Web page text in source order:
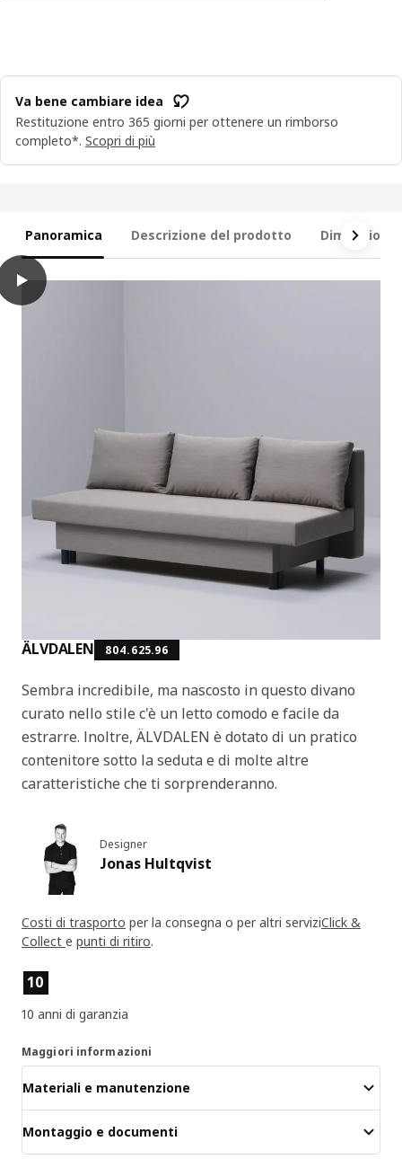
Va bene cambiare idea
Restituzione entro 365 giorni per ottenere un rimborso
completo*. Scopri di più
Panoramica Descrizione del prodotto Dimensioni
ÄLVDALEN 804.625.96
Sembra incredibile, ma nascosto in questo divano
curato nello stile c'è un letto comodo e facile da
estrarre. Inoltre, ÄLVDALEN è dotato di un pratico
contenitore sotto la seduta e di molte altre
caratteristiche che ti sorprenderanno.
Designer
Jonas Hultqvist
Costi di trasporto per la consegna o per altri serviziClick &
Collect e punti di ritiro.
Caratteristiche del prodotto
10
10 anni di garanzia
Maggiori informazioni
Materiali e manutenzione
Montaggio e documenti
play
ÄLVDALEN Divano letto a 3 posti, Knisa grigio scuro